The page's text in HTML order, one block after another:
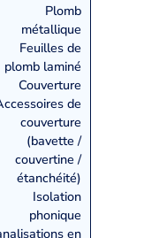
Plomb
métallique
Feuilles de
plomb laminé
Couverture
de
couverture
(bavette /
couvertine /
étanchéité)
Isolation
phonique
en